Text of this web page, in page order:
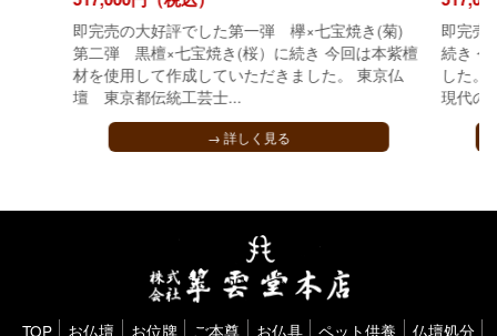
即完売の大好評でした第一弾 欅×七宝焼き(菊)
第二弾 黒檀×七宝焼き(桜）に続き 今回は本紫檀
材を使用して作成していただきました。 東京仏
壇 東京都伝統工芸士...
→ 詳しく見る
即完売
続き 今
した
現代
TOP お仏壇 お位牌 ご本尊 お仏具 ペット供養 仏壇処分